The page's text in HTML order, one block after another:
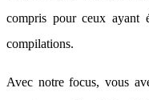
compris pour ceux ayant
compilations.
Avec notre focus, vous